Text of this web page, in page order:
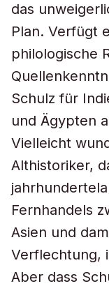
das
Plan. Verfügt
philologische
Schulz für
und Ägypten
Vielleicht
Althistoriker,
Fernhandels
Asien und
Verflechtung,
Aber dass